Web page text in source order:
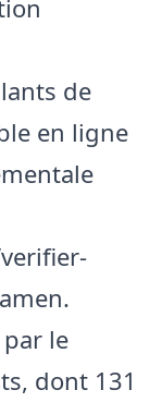
de
en ligne
le
dont 131